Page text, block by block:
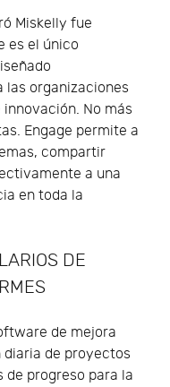
Miskelly fue
es el único
las organizaciones
No más
Engage permite a
compartir
a una
en toda la
DE
de mejora
de proyectos
progreso para la